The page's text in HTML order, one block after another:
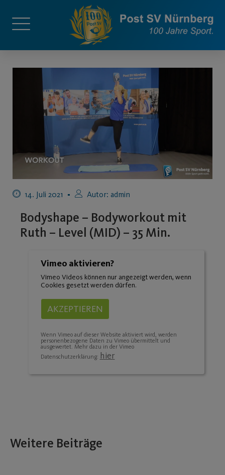
14. Juli 2021 Autor: admin
Bodyshape – Bodyworkout mit
Ruth – Level (MID) – 35 Min.
Vimeo aktivieren?
Vimeo Videos können nur angezeigt werden, wenn
Cookies gesetzt werden dürfen.
AKZEPTIEREN
Wenn Vimeo auf dieser Website aktiviert wird, werden
personenbezogene Daten zu Vimeo übermittelt und
ausgewertet. Mehr dazu in der Vimeo
Datenschutzerklärung: hier
Weitere Beiträge